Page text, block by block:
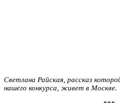
Светлана Райская, рассказ
нашего конкурса, живет в Москве.